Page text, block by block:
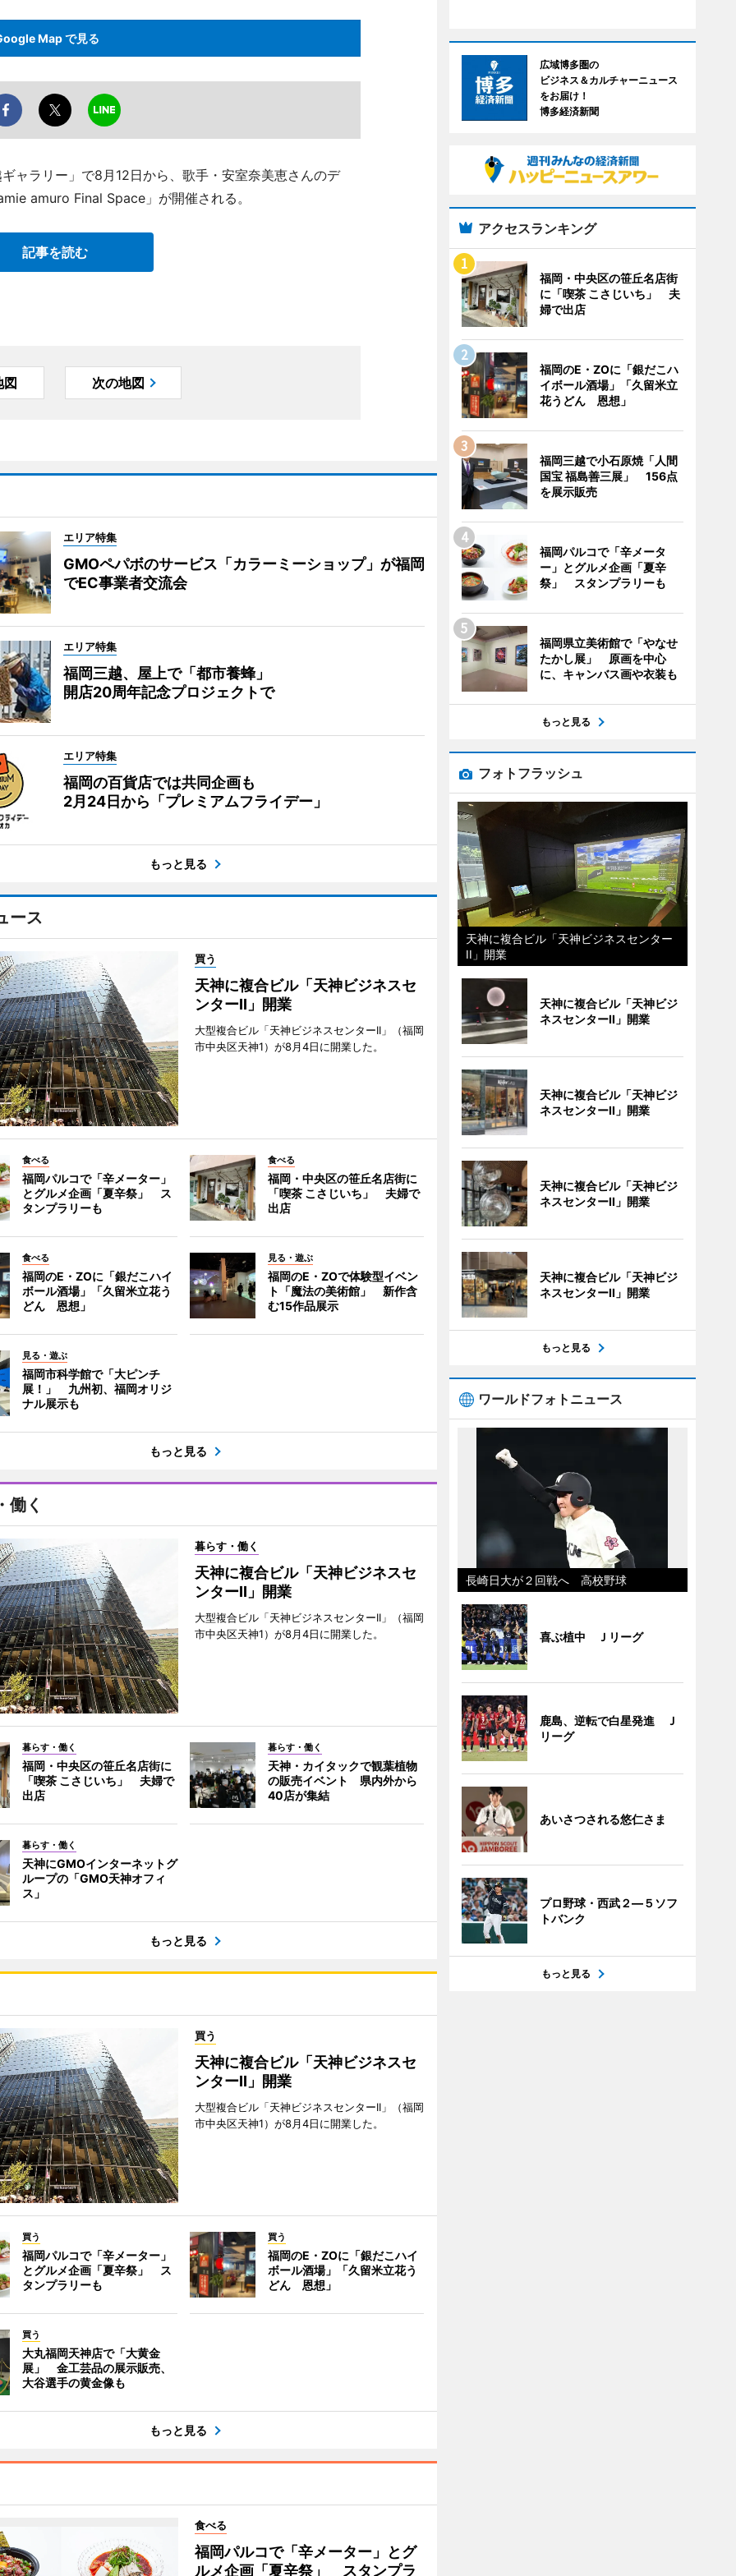
Map で見る
ャラリー」で8月12日から、歌手・安室奈美恵さんのデ
amuro Final Space」が開催される。
記事を読む
図 次の地図
エリア特集
GMOペパボのサービス「カラーミーショップ」が福岡
でEC事業者交流会
エリア特集
福岡三越、屋上で「都市養蜂」
開店20周年記念プロジェクトで
エリア特集
福岡の百貨店では共同企画も
2月24日から「プレミアムフライデー」
もっと見る
ース
買う
天神に複合ビル「天神ビジネスセ
ンターII」開業
大型複合ビル「天神ビジネスセンターII」（福岡
市中央区天神1）が8月4日に開業した。
食べる
福岡パルコで「辛メーター」
とグルメ企画「夏辛祭」 ス
タンプラリーも
食べる
福岡・中央区の笹丘名店街に
「喫茶 こさじいち」 夫婦で
出店
食べる
福岡のE・ZOに「銀だこハイ
ボール酒場」「久留米立花う
どん 恩想」
見る・遊ぶ
福岡のE・ZOで体験型イベン
ト「魔法の美術館」 新作含
む15作品展示
見る・遊ぶ
福岡市科学館で「大ピンチ
展！」 九州初、福岡オリジ
ナル展示も
もっと見る
働く
暮らす・働く
天神に複合ビル「天神ビジネスセ
ンターII」開業
大型複合ビル「天神ビジネスセンターII」（福岡
市中央区天神1）が8月4日に開業した。
暮らす・働く
福岡・中央区の笹丘名店街に
「喫茶 こさじいち」 夫婦で
出店
暮らす・働く
天神・カイタックで観葉植物
の販売イベント 県内外から
40店が集結
暮らす・働く
天神にGMOインターネットグ
ループの「GMO天神オフィ
ス」
もっと見る
買う
天神に複合ビル「天神ビジネスセ
ンターII」開業
大型複合ビル「天神ビジネスセンターII」（福岡
市中央区天神1）が8月4日に開業した。
買う
福岡パルコで「辛メーター」
とグルメ企画「夏辛祭」 ス
タンプラリーも
買う
福岡のE・ZOに「銀だこハイ
ボール酒場」「久留米立花う
どん 恩想」
買う
大丸福岡天神店で「大黄金
展」 金工芸品の展示販売、
大谷選手の黄金像も
もっと見る
食べる
福岡パルコで「辛メーター」とグ
ルメ企画「夏辛祭」 スタンプラ
広域博多圏の
ビジネス＆カルチャーニュース
をお届け！
博多経済新聞
アクセスランキング
福岡・中央区の笹丘名店街
に「喫茶 こさじいち」 夫
婦で出店
福岡のE・ZOに「銀だこハ
イボール酒場」「久留米立
花うどん 恩想」
福岡三越で小石原焼「人間
国宝 福島善三展」 156点
を展示販売
福岡パルコで「辛メータ
ー」とグルメ企画「夏辛
祭」 スタンプラリーも
福岡県立美術館で「やなせ
たかし展」 原画を中心
に、キャンバス画や衣装も
もっと見る
フォトフラッシュ
天神に複合ビル「天神ビジネスセンター
II」開業
天神に複合ビル「天神ビジ
ネスセンターII」開業
天神に複合ビル「天神ビジ
ネスセンターII」開業
天神に複合ビル「天神ビジ
ネスセンターII」開業
天神に複合ビル「天神ビジ
ネスセンターII」開業
もっと見る
ワールドフォトニュース
長崎日大が２回戦へ 高校野球
喜ぶ植中 Ｊリーグ
鹿島、逆転で白星発進 Ｊ
リーグ
あいさつされる悠仁さま
プロ野球・西武２―５ソフ
トバンク
もっと見る